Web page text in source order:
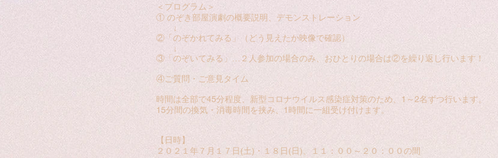
＜プログラム＞
① のぞき部屋演劇の概要説明、デモンストレーション
↓
②「のぞかれてみる」（どう見えたか映像で確認）
↓
③「のぞいてみる」…２人参加の場合のみ、おひとりの場合は②を繰り返し行います！
④ご質問・ご意見タイム
時間は全部で45分程度、新型コロナウイルス感染症対策のため、1～2名ずつ行います。
15分間の換気・消毒時間を挟み、1時間に一組受け付けます。
【日時】
２０２１年７月１７日(土)・１８日(日)、１１：００～２０：００の間